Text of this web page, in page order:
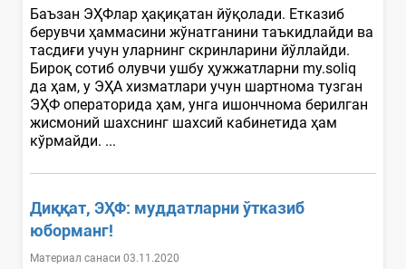
Баъзан ЭҲФлар ҳақиқатан йўқолади. Етказиб
берувчи ҳаммасини жўнатганини таъкидлайди ва
тасдиғи учун уларнинг скринларини йўллайди.
Бироқ сотиб олувчи ушбу ҳужжатларни my.soliq
да ҳам, у ЭҲА хизматлари учун шартнома тузган
ЭҲФ операторида ҳам, унга ишончнома берилган
жисмоний шахснинг шахсий кабинетида ҳам
кўрмайди. ...
Диққат, ЭҲФ: муддатларни ўтказиб
юборманг!
Материал санаси 03.11.2020